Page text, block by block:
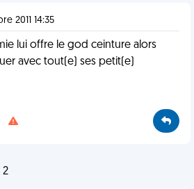
2011 14:35
lui offre le god ceinture alors
avec tout(e) ses petit(e)
2